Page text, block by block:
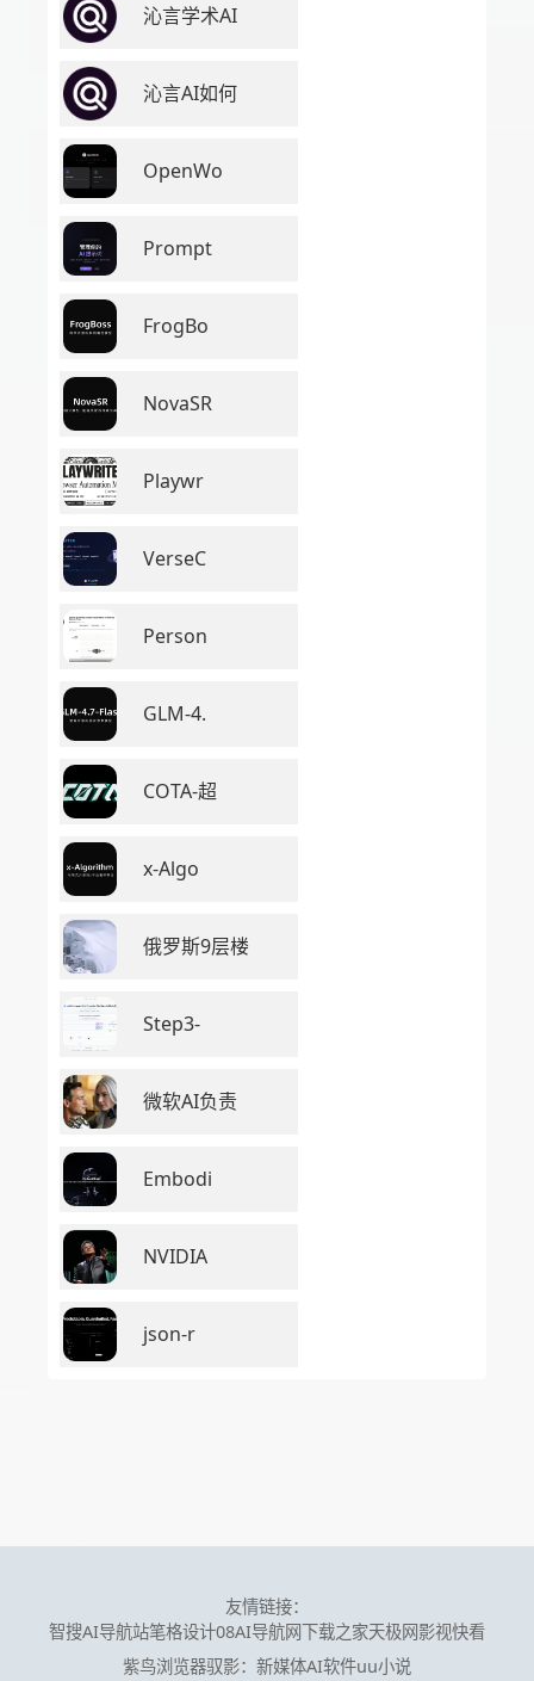
沁言学术AI
沁言AI如何
OpenWo
Prompt
FrogBo
NovaSR
Playwr
VerseC
Person
GLM-4.
COTA-超
x-Algo
俄罗斯9层楼
Step3-
微软AI负责
Embodi
NVIDIA
json-r
友情链接：
智搜AI导航站笔格设计08AI导航网下载之家天极网影视快看
紫鸟浏览器驭影：新媒体AI软件uu小说